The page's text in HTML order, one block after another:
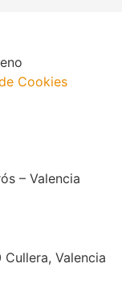
Cookies
– Valencia
Valencia